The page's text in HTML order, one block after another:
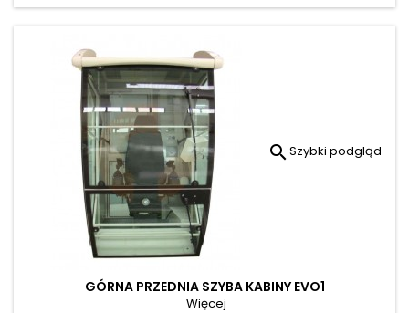
 Szybki podgląd
GÓRNA PRZEDNIA SZYBA KABINY EVO1
Więcej